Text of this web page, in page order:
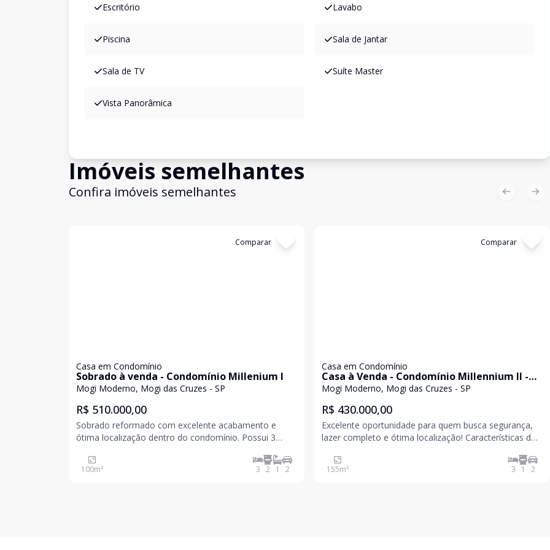
Escritório Lavabo
Piscina Sala de Jantar
Sala de TV Suíte Master
Vista Panorâmica
Imóveis semelhantes
Confira imóveis semelhantes
Comparar
Casa em Condomínio
Sobrado à venda - Condomínio Millenium I
Mogi Moderno, Mogi das Cruzes - SP
R$ 510.000,00
Sobrado reformado com excelente acabamento e
ótima localização dentro do condomínio. Possui 3
planejada, churrasqueira e 2 vagas de garagem. Imóvel
ideal para quem busca conforto, praticidade e segur
100m² 3 2 1 2
Comparar
Casa em Condomínio
Casa à Venda - Condomínio Millennium II -
Mogi das Cruzes.
Mogi Moderno, Mogi das Cruzes - SP
R$ 430.000,00
Excelente oportunidade para quem busca segurança,
lazer completo e ótima localização! Características do
155m² 3 1 2
Previous